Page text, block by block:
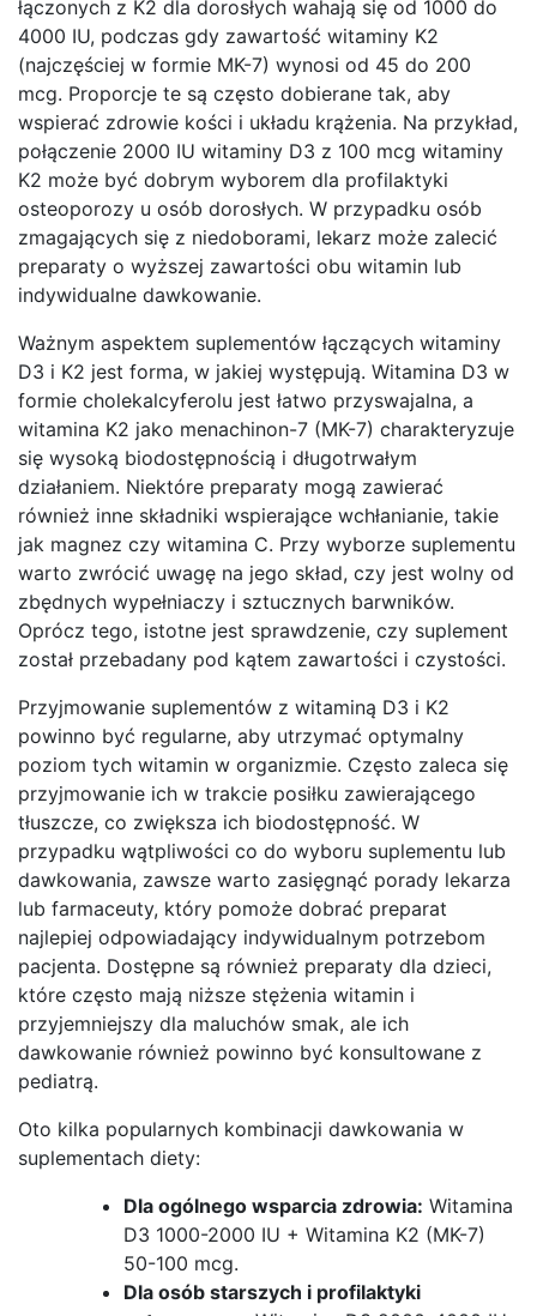
łączonych z K2 dla dorosłych wahają się od 1000 do
4000 IU, podczas gdy zawartość witaminy K2
(najczęściej w formie MK-7) wynosi od 45 do 200
mcg. Proporcje te są często dobierane tak, aby
wspierać zdrowie kości i układu krążenia. Na przykład,
połączenie 2000 IU witaminy D3 z 100 mcg witaminy
K2 może być dobrym wyborem dla profilaktyki
osteoporozy u osób dorosłych. W przypadku osób
zmagających się z niedoborami, lekarz może zalecić
preparaty o wyższej zawartości obu witamin lub
indywidualne dawkowanie.
Ważnym aspektem suplementów łączących witaminy
D3 i K2 jest forma, w jakiej występują. Witamina D3 w
formie cholekalcyferolu jest łatwo przyswajalna, a
witamina K2 jako menachinon-7 (MK-7) charakteryzuje
się wysoką biodostępnością i długotrwałym
działaniem. Niektóre preparaty mogą zawierać
również inne składniki wspierające wchłanianie, takie
jak magnez czy witamina C. Przy wyborze suplementu
warto zwrócić uwagę na jego skład, czy jest wolny od
zbędnych wypełniaczy i sztucznych barwników.
Oprócz tego, istotne jest sprawdzenie, czy suplement
został przebadany pod kątem zawartości i czystości.
Przyjmowanie suplementów z witaminą D3 i K2
powinno być regularne, aby utrzymać optymalny
poziom tych witamin w organizmie. Często zaleca się
przyjmowanie ich w trakcie posiłku zawierającego
tłuszcze, co zwiększa ich biodostępność. W
przypadku wątpliwości co do wyboru suplementu lub
dawkowania, zawsze warto zasięgnąć porady lekarza
lub farmaceuty, który pomoże dobrać preparat
najlepiej odpowiadający indywidualnym potrzebom
pacjenta. Dostępne są również preparaty dla dzieci,
które często mają niższe stężenia witamin i
przyjemniejszy dla maluchów smak, ale ich
dawkowanie również powinno być konsultowane z
pediatrą.
Oto kilka popularnych kombinacji dawkowania w
suplementach diety:
Dla ogólnego wsparcia zdrowia: Witamina
D3 1000-2000 IU + Witamina K2 (MK-7)
50-100 mcg.
Dla osób starszych i profilaktyki